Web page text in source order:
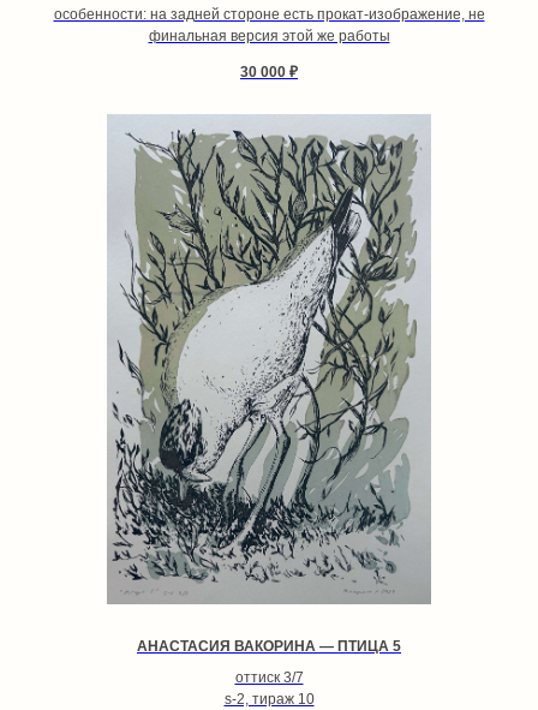
особенности: на задней стороне есть прокат-изображение, не
финальная версия этой же работы
30 000 ₽
АНАСТАСИЯ ВАКОРИНА — ПТИЦА 5
оттиск 3/7
s-2, тираж 10